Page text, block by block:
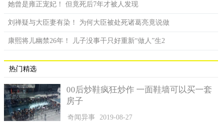
她曾是雍正宠妃！ 但竟死后7年才被人发现
刘禅疑与大臣妻有染！ 为何大臣被处死诸葛亮竟说做
康熙将儿幽禁26年！ 儿子没事干只好重新“做人”生2
热门精选
00后炒鞋疯狂炒作 一面鞋墙可以买一套
房子
奇闻异事 2019-08-27